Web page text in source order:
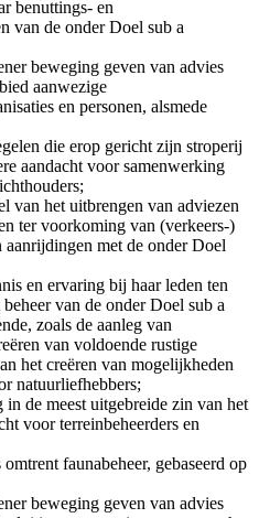
benuttings- en
van de onder Doel sub a
beweging geven van advies
aanwezige
en personen, alsmede
die erop gericht zijn stroperij
aandacht voor samenwerking
van het uitbrengen van adviezen
ter voorkoming van (verkeers-)
met de onder Doel
en ervaring bij haar leden ten
van de onder Doel sub a
zoals de aanleg van
van voldoende rustige
het creëren van mogelijkheden
natuurliefhebbers;
de meest uitgebreide zin van het
voor terreinbeheerders en
faunabeheer, gebaseerd op
beweging geven van advies